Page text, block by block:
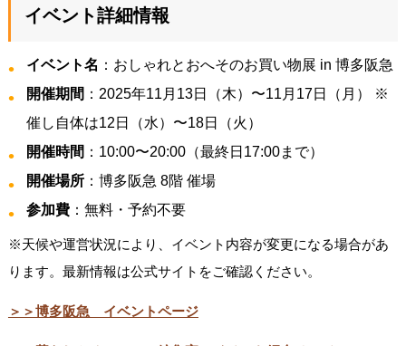
イベント詳細情報
イベント名 ：おしゃれとおへそのお買い物展 in 博多阪急
開催期間 ：2025年11月13日（木）〜11月17日（月） ※
催し自体は12日（水）〜18日（火）
開催時間 ：10:00〜20:00（最終日17:00まで）
開催場所：博多阪急 8階 催場
参加費：無料・予約不要
※天候や運営状況により、イベント内容が変更になる場合があ
ります。最新情報は公式サイトをご確認ください。
＞＞博多阪急 イベントページ